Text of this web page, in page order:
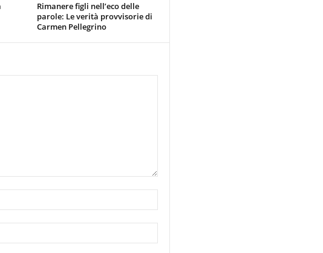
Rimanere figli nell’eco delle
parole: Le verità provvisorie di
Carmen Pellegrino